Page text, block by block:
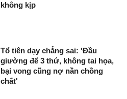
không kịp
Tổ tiên dạy chẳng sai: 'Đầu
giường để 3 thứ, không tai họa,
bại vong cũng nợ nần chồng
chất'